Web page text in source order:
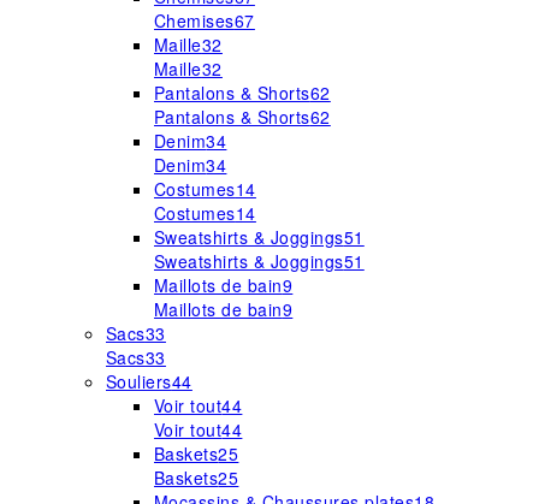
Chemises67
Maille32
Maille32
Pantalons & Shorts62
Pantalons & Shorts62
Denim34
Denim34
Costumes14
Costumes14
Sweatshirts & Joggings51
Sweatshirts & Joggings51
Maillots de bain9
Maillots de bain9
Sacs33
Sacs33
Souliers44
Voir tout44
Voir tout44
Baskets25
Baskets25